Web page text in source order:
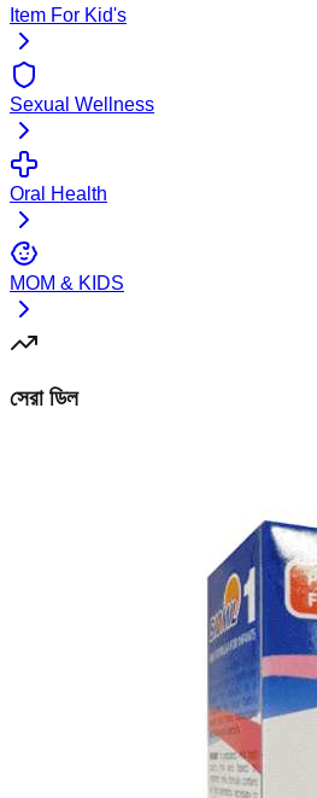
Item For Kid's
Sexual Wellness
Oral Health
MOM & KIDS
সেরা ডিল